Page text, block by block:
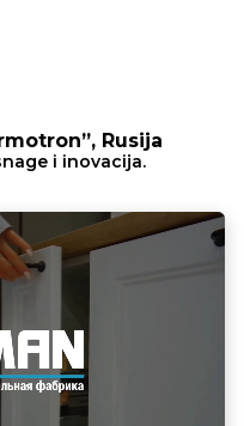
Rusija
i inovacija.